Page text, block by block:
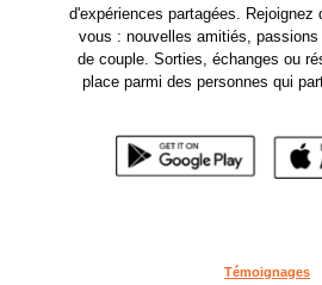
d'expériences partagées. Rejoignez
vous : nouvelles amitiés,
de couple. Sorties, échanges ou
place parmi des personnes qui
Témoignages